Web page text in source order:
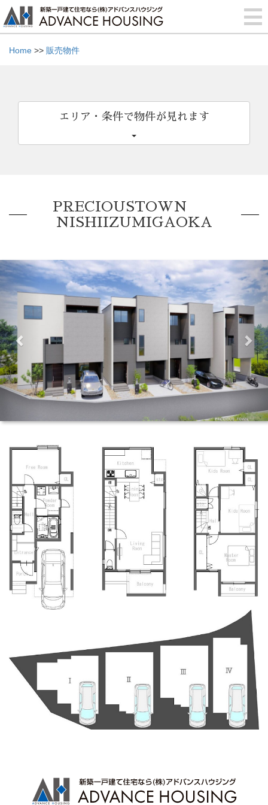
Home >> 販売物件
エリア・条件で物件が見れます
PRECIOUSTOWN
NISHIIZUMIGAOKA
Previous